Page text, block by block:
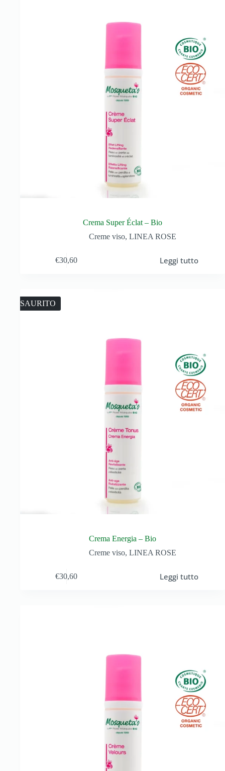
Crema Super Éclat – Bio
Creme viso, LINEA ROSE
€30,60 Leggi tutto
ESAURITO
Crema Energia – Bio
Creme viso, LINEA ROSE
€30,60 Leggi tutto